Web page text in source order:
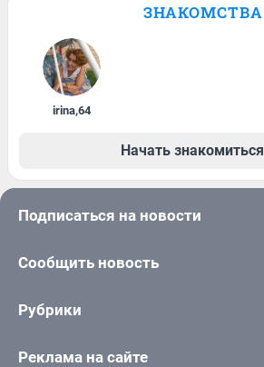
ЗНАКОМСТВА
irina,64
Начать знакомиться
Подписаться на новости
Сообщить новость
Рубрики
Реклама на сайте